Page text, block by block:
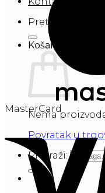
Pretraži:
Košarica
Nema
Povratak u
Pretraži:
MasterCard